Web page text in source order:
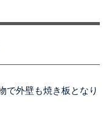
で外壁も焼き板となり